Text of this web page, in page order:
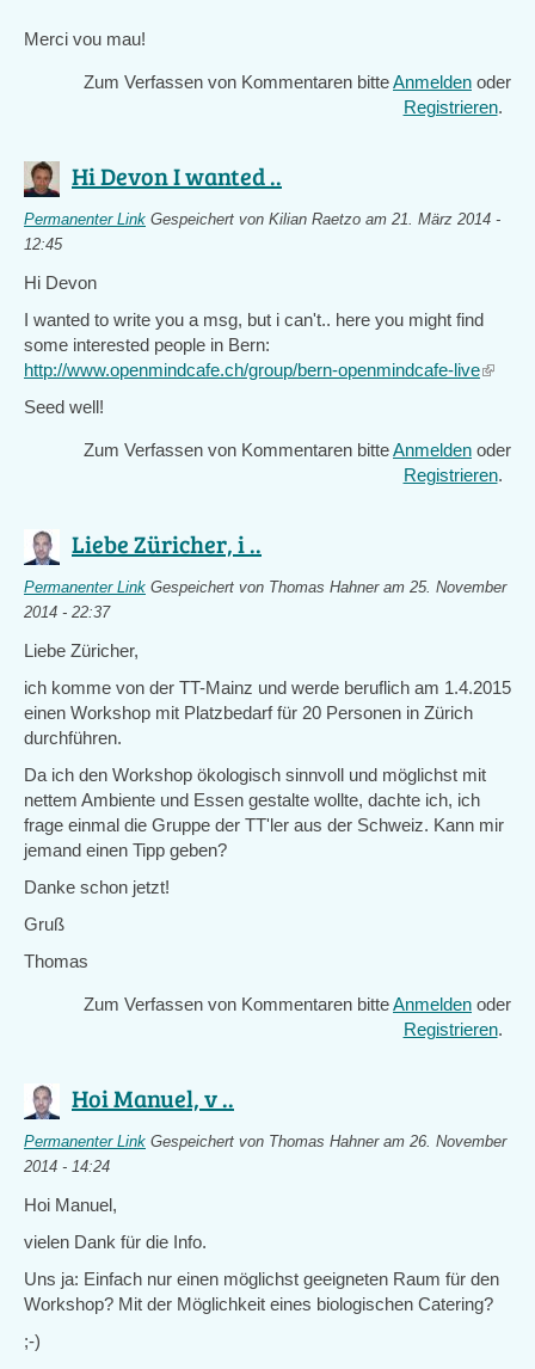
Merci vou mau!
Zum Verfassen von Kommentaren bitteAnmelden oder
Registrieren.
Hi Devon I wanted ..
Permanenter Link Gespeichert von Kilian Raetzo am 21. März 2014 -
12:45
Hi Devon
I wanted to write you a msg, but i can't.. here you might find
some interested people in Bern:
http://www.openmindcafe.ch/group/bern-openmindcafe-live(link
Seed well!
Zum Verfassen von Kommentaren bitteAnmelden oder
Registrieren.
Liebe Züricher, i ..
Permanenter Link Gespeichert von Thomas Hahneram 25. November
2014 - 22:37
Liebe Züricher,
ich komme von der TT-Mainz und werde beruflich am 1.4.2015
einen Workshop mit Platzbedarf für 20 Personen in Zürich
durchführen.
Da ich den Workshop ökologisch sinnvoll und möglichst mit
nettem Ambiente und Essen gestalte wollte, dachte ich, ich
frage einmal die Gruppe der TT'ler aus der Schweiz. Kann mir
jemand einen Tipp geben?
Danke schon jetzt!
Gruß
Thomas
Zum Verfassen von Kommentaren bitteAnmelden oder
Registrieren.
Hoi Manuel, v ..
Permanenter Link Gespeichert von Thomas Hahneram 26. November
2014 - 14:24
Hoi Manuel,
vielen Dank für die Info.
Uns ja: Einfach nur einen möglichst geeigneten Raum für den
Workshop? Mit der Möglichkeit eines biologischen Catering?
;-)